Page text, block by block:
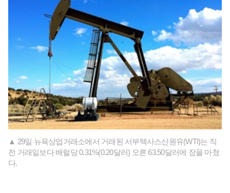
▲ 29일 뉴욕상업거래소에서 거래된 서부텍사스산원유(WTI)는 직
전 거래일보다 배럴당 0.31%(0.20달러) 오른 63.50달러에 장을 마쳤
다.